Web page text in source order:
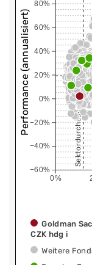
0%
−60%
−40%
−20%
0%
20%
40%
60%
80%
Sektordurchschnitt
Performance (annualisiert)
Goldman
CZK hdg i
Weitere